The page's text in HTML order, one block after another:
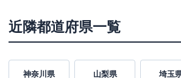
近隣都道府県一覧
神奈川県 山梨県 埼玉